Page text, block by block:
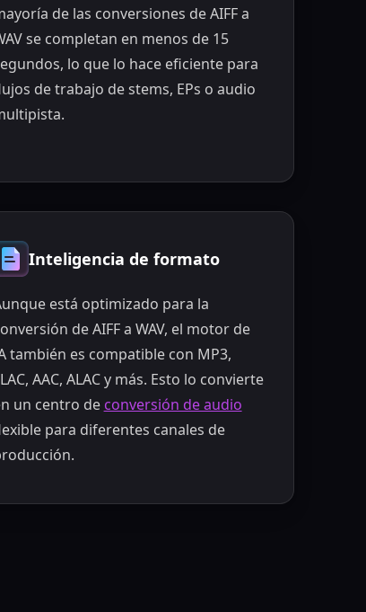
de las conversiones de AIFF a
se completan en menos de 15
lo que lo hace eficiente para
de trabajo de stems, EPs o audio
Inteligencia de formato
está optimizado para la
de AIFF a WAV, el motor de
también es compatible con MP3,
AAC, ALAC y más. Esto lo convierte
un centro de conversión de audio
para diferentes canales de